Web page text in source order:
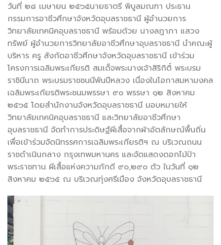
วันที่ ๒๘ เมษายน ๒๕๖๕นายธาตรี พิบูลมณฑา ประธาน
กรรมการอาชีวศึกษาจังหวัดอุบลราชธานี ผู้อำนวยการ
วิทยาลัยเทคนิคอุบลราชธานี พร้อมด้วย นางลฎาภา แสวง
ทรัพย์ ผู้อำนวยการวิทยาลัยอาชีวศึกษาอุบลราชธานี นำคณะผู้
บริหาร ครู สังกัดอาชีวศึกษาจังหวัดอุบลราชธานี เข้าร่วม
โครงการเฉลิมพระเกียรติ สมเด็จพระนางเจ้าสิริกิติ์ พระบรม
ราชินีนาถ พระบรมราชชนนีพันปีหลวง เนื่องในโอกาสมหามงคล
เฉลิมพระเกียรติพระชนมพรรษา ๙๐ พรรษา ๑๒ สิงหาคม
๒๕๖๕ โดยสำนักงานจังหวัดอุบลราชธานี มอบหมายให้
วิทยาลัยเทคนิคอุบลราชธานี และวิทยาลัยอาชีวศึกษา
อุบลราชธานี จัดทำการประดิษฐ์ผีเสื้อจากผ้าอัตลักษณ์พื้นถิ่น
เพื่อเข้าร่วมจัดนิทรรศการเฉลิมพระเกียรติฯ ณ บริเวณถนน
ราชดำเนินกลาง กรุงเทพมหานคร และจัดแสดงดอกไม้ป่า
พระราชทาน ผีเสื้อแห่งความภักดี ๙๐,๒๙๐ ตัว ในวันที่ ๑๒
สิงหาคม ๒๕๖๕ ณ บริเวณทุ่งศรีเมือง จังหวัดอุบลราชธานี